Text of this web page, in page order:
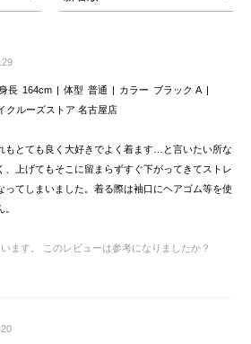
長 164cm 体型 普通 カラー ブラック A
クルーズストア 名古屋店
もとても良く大好きでよく着ます…と言いたい所な
、上げてもそこに留まらずすぐ下がってきてストレ
ってしまいました。着る際は袖口にヘアゴム等を使
ます。
このレビューは参考になりましたか？